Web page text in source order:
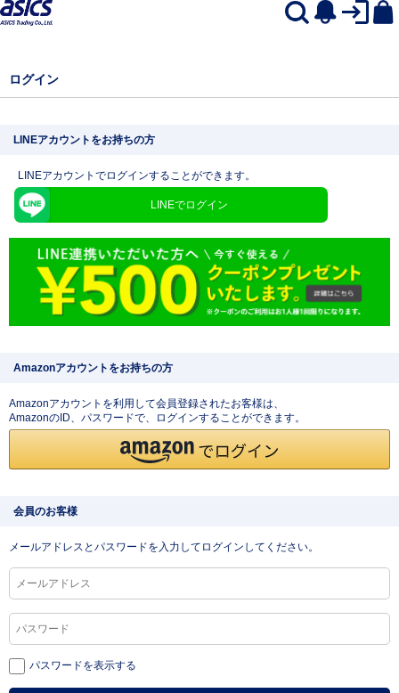
ログイン
LINEアカウントをお持ちの方
LINEアカウントでログインすることができます。
LINEでログイン
Amazonアカウントをお持ちの方
Amazonアカウントを利用して会員登録されたお客様は、
AmazonのID、パスワードで、ログインすることができます。
会員のお客様
メールアドレスとパスワードを入力してログインしてください。
パスワードを表示する